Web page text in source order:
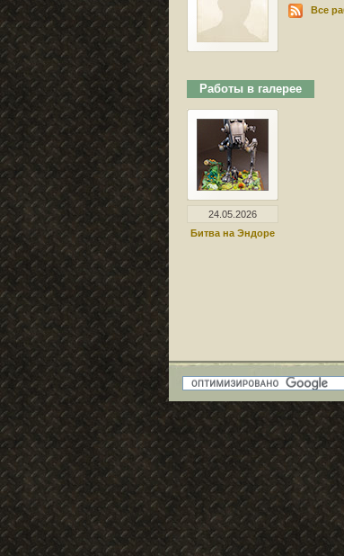
Все
Работы в галерее
24.05.2026
Битва на Эндоре